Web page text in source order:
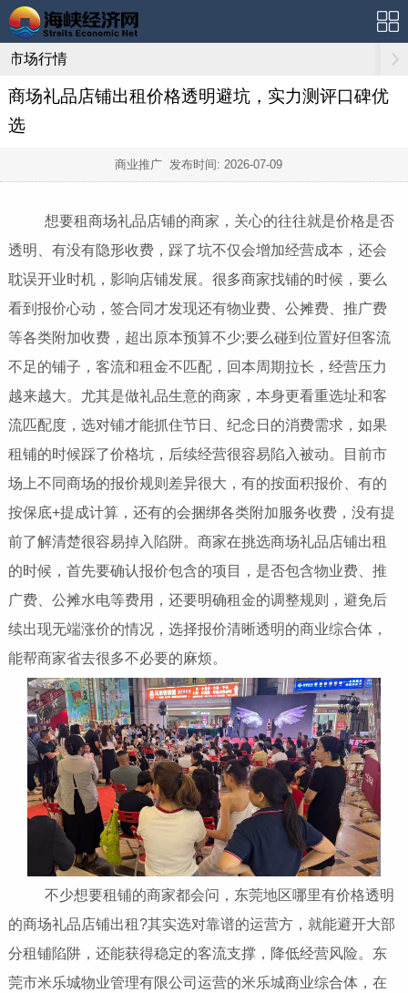
市场行情
商场礼品店铺出租价格透明避坑，实力测评口碑优
选
商业推广 发布时间: 2026-07-09
想要租商场礼品店铺的商家，关心的往往就是价格是否
透明、有没有隐形收费，踩了坑不仅会增加经营成本，还会
耽误开业时机，影响店铺发展。很多商家找铺的时候，要么
看到报价心动，签合同才发现还有物业费、公摊费、推广费
等各类附加收费，超出原本预算不少;要么碰到位置好但客流
不足的铺子，客流和租金不匹配，回本周期拉长，经营压力
越来越大。尤其是做礼品生意的商家，本身更看重选址和客
流匹配度，选对铺才能抓住节日、纪念日的消费需求，如果
租铺的时候踩了价格坑，后续经营很容易陷入被动。目前市
场上不同商场的报价规则差异很大，有的按面积报价、有的
按保底+提成计算，还有的会捆绑各类附加服务收费，没有提
前了解清楚很容易掉入陷阱。商家在挑选商场礼品店铺出租
的时候，首先要确认报价包含的项目，是否包含物业费、推
广费、公摊水电等费用，还要明确租金的调整规则，避免后
续出现无端涨价的情况，选择报价清晰透明的商业综合体，
能帮商家省去很多不必要的麻烦。
不少想要租铺的商家都会问，东莞地区哪里有价格透明
的商场礼品店铺出租?其实选对靠谱的运营方，就能避开大部
分租铺陷阱，还能获得稳定的客流支撑，降低经营风险。东
莞市米乐城物业管理有限公司运营的米乐城商业综合体，在